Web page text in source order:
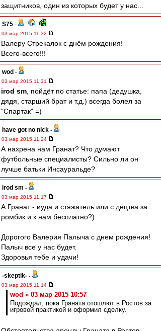
защитников, один из которых будет у нас...
S75 -
03 мар 2015 11:32
Валеру Стрекалок с днём рождения!
Всего-всего!!!
wod -
03 мар 2015 11:31
irod sm , пойдёт по статье: папа (дедушка,
дядя, старший брат и т.д.) всегда болел за
"Спартак" =)
have got no nick -
03 мар 2015 11:24
А нахрена нам Гранат? Что думают
футбольные специалисты? Сильно ли он
лучше батьки Инсауральде?
irod sm -
03 мар 2015 11:17
А Гранат - иуда и стяжатель или с децтва за
ромбик и к нам бесплатно?)
Дорогого Валерия Палыча с днем рождения!
Палыч все у нас будет.
Здоровья тебе и удачи!
-skeptik- -
03 мар 2015 11:14
wod » 03 мар 2015 10:57
Подождал, пока Граната отошлют в Ростов за
игровой практикой и оформил сделку.